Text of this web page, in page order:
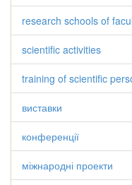
research schools of
scientific activities
training of scientific
виставки
конференції
міжнародні проекти